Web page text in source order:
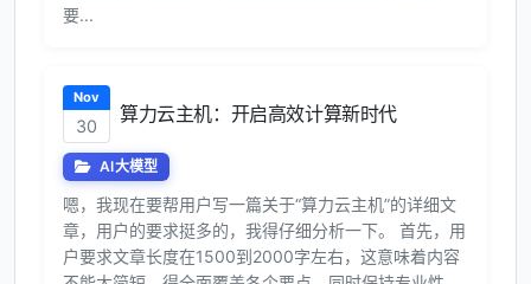
要...
Nov
30
算力云主机：开启高效计算新时代
AI大模型
嗯，我现在要帮用户写一篇关于“算力云主机”的详细文
章，用户的要求挺多的，我得仔细分析一下。 首先，用
户要求文章长度在1500到2000字左右，这意味着内容